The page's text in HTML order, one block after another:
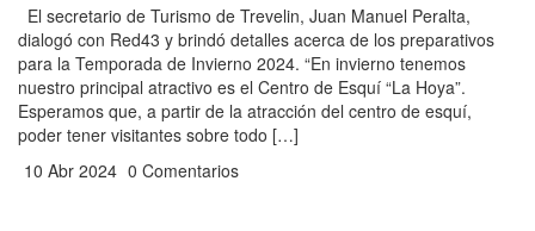
El secretario de Turismo de Trevelin, Juan Manuel Peralta,
dialogó con Red43 y brindó detalles acerca de los preparativos
para la Temporada de Invierno 2024. “En invierno tenemos
nuestro principal atractivo es el Centro de Esquí “La Hoya”.
Esperamos que, a partir de la atracción del centro de esquí,
poder tener visitantes sobre todo […]
10 Abr 2024 0 Comentarios